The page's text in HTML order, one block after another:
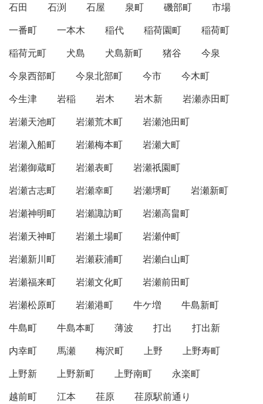
石田
石渕 石屋 泉町 磯部町
市場
一番町
一本木 稲代 稲荷園町
稲荷町
稲荷元町
犬島 犬島新町 猪谷
今泉
今泉西部町
今泉北部町 今市
今木町
今生津
岩稲 岩木 岩木新
岩瀬赤田町
岩瀬天池町
岩瀬荒木町
岩瀬池田町
岩瀬入船町
岩瀬梅本町
岩瀬大町
岩瀬御蔵町
岩瀬表町
岩瀬祇園町
岩瀬古志町
岩瀬幸町 岩瀬堺町
岩瀬新町
岩瀬神明町
岩瀬諏訪町
岩瀬高畠町
岩瀬天神町
岩瀬土場町
岩瀬仲町
岩瀬新川町
岩瀬萩浦町
岩瀬白山町
岩瀬福来町
岩瀬文化町
岩瀬前田町
岩瀬松原町
岩瀬港町 牛ケ増
牛島新町
牛島町
牛島本町 薄波 打出
打出新
内幸町
馬瀬 梅沢町 上野
上野寿町
上野新
上野新町 上野南町
永楽町
越前町
江本 荏原
荏原駅前通り